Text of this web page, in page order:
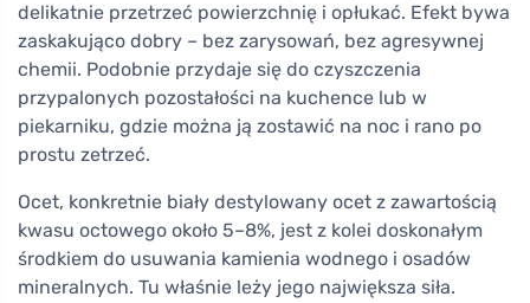
delikatnie przetrzeć powierzchnię i opłukać. Efekt bywa
zaskakująco dobry – bez zarysowań, bez agresywnej
chemii. Podobnie przydaje się do czyszczenia
przypalonych pozostałości na kuchence lub w
piekarniku, gdzie można ją zostawić na noc i rano po
prostu zetrzeć.
Ocet, konkretnie biały destylowany ocet z zawartością
kwasu octowego około 5–8%, jest z kolei doskonałym
środkiem do usuwania kamienia wodnego i osadów
mineralnych. Tu właśnie leży jego największa siła.